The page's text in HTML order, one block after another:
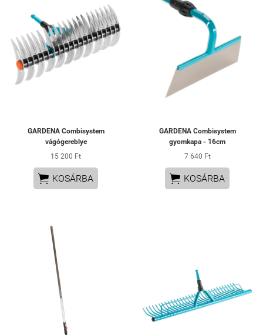
GARDENA Combisystem
vágógereblye
15 200 Ft
 KOSÁRBA
GARDENA Combisystem
gyomkapa - 16cm
7 640 Ft
 KOSÁRBA